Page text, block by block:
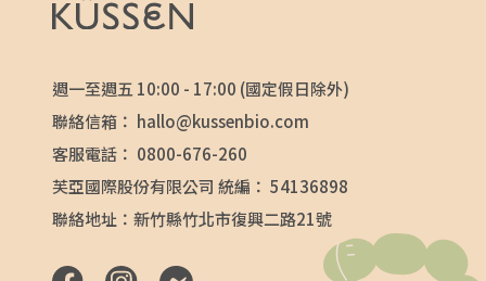
週一至週五 10:00 - 17:00 (國定假日除外)
聯絡信箱： hallo@kussenbio.com
客服電話： 0800-676-260
芙亞國際股份有限公司 統編： 54136898
聯絡地址：新竹縣竹北市復興二路21號